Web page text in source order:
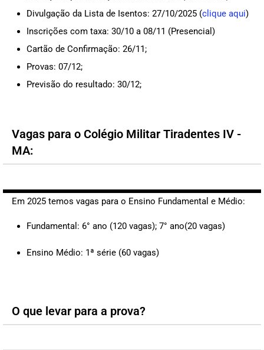
Divulgação da Lista de Isentos: 27/10/2025 (clique aqui)
Inscrições com taxa: 30/10 a 08/11 (Presencial)
Cartão de Confirmação: 26/11;
Provas: 07/12;
Previsão do resultado: 30/12;
Vagas para o Colégio Militar Tiradentes IV -
MA:
Em 2025 temos vagas para o Ensino Fundamental e Médio:
Fundamental: 6° ano (120 vagas); 7° ano(20 vagas)
Ensino Médio: 1ª série (60 vagas)
O que levar para a prova?